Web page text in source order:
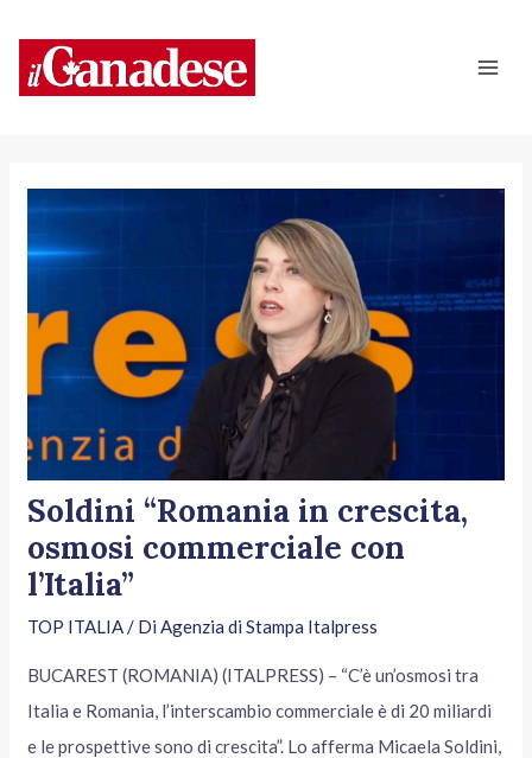
contenuto
Soldini “Romania in crescita,
osmosi commerciale con
l’Italia”
TOP ITALIA/ DiAgenzia di Stampa Italpress
BUCAREST (ROMANIA) (ITALPRESS) – “C’è un’osmosi tra
Italia e Romania, l’interscambio commerciale è di 20 miliardi
e le prospettive sono di crescita”. Lo afferma Micaela Soldini,
articoli